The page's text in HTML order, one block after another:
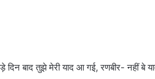
बाद तुझे मेरी याद आ गई, रणबीर- नहीं बे